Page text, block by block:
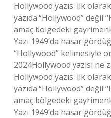
Hollywood yazısı ilk
yazıda “Hollywood” değil
amaç bölgedeki
Yazı 1949’da hasar
“Hollywood” kelimesiyle
2024Hollywood yazısı ne
Hollywood yazısı ilk
yazıda “Hollywood” değil
amaç bölgedeki
Yazı 1949’da hasar